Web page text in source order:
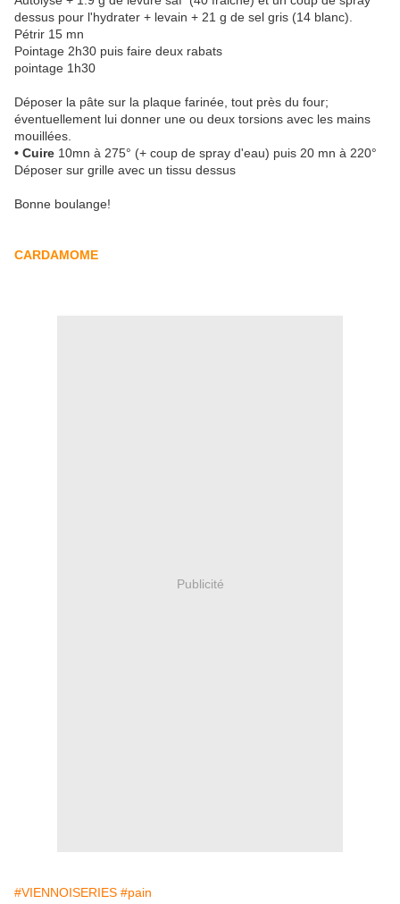
dessus pour l'hydrater + levain + 21 g de sel gris (14 blanc).
Pétrir 15 mn
Pointage 2h30 puis faire deux rabats
pointage 1h30
Déposer la pâte sur la plaque farinée, tout près du four;
éventuellement lui donner une ou deux torsions avec les mains
mouillées.
• Cuire 10mn à 275° (+ coup de spray d'eau) puis 20 mn à 220°
Déposer sur grille avec un tissu dessus
Bonne boulange!
CARDAMOME
Publicité
#VIENNOISERIES #pain